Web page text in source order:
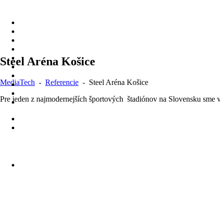
content
Steel Aréna Košice
MediaTech - Referencie - Steel Aréna Košice
Pre jeden z najmodernejších športových štadiónov na Slovensku sme